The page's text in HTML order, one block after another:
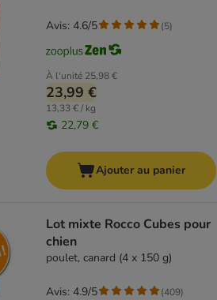
À l'unité 25,98 €
23,99 €
13,33 € / kg
22,79 €
Avis: 4.6/5 (5)
Ajouter au panier
Lot mixte Rocco Cubes pour
chien
poulet, canard (4 x 150 g)
Avis: 4.9/5 (409)